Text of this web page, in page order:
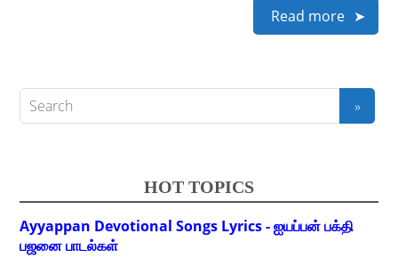
Read more
HOT TOPICS
Ayyappan Devotional Songs Lyrics - ஐயப்பன் பக்தி
பஜனை பாடல்கள்